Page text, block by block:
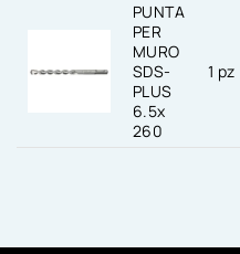
PUNTA
PER
MURO
SDS-
PLUS
6.5x
260
1 pz